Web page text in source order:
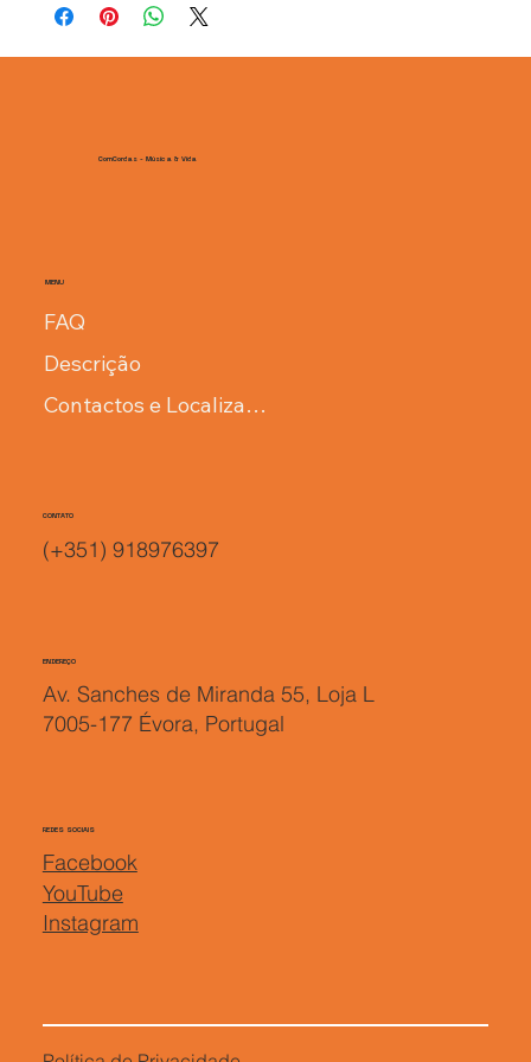
ComCordas - Música & Vida
MENU
FAQ
Descrição
Contactos e Localização
CONTATO
(+351) 918976397
ENDEREÇO
Av. Sanches de Miranda 55, Loja L
7005-177 Évora, Portugal
REDES SOCIAIS
Facebook
YouTube
Instagram
de envio é uma ótima maneira de estabelecer confiança e